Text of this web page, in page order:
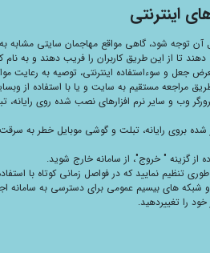
اینترنتی
آن توجه شود، گاهی مواقع مهاجمان سایتی
تا از این طریق کاربران را فریب دهند و به نام
جعل و سوءاستفاده اینترنتی، توصیه به رعایت
طریق مراجعه مستقیم به سایت و یا با استفاده از
وب و سایر نرم افزارهای نصب شده روی
شده بروی رایانه، تبلت و گوشی موبایل خطر به
از گزینه " خروج"، از سامانه خارج شوید.
تنظیم نمایید که در فواصل زمانی کوتاه با
های بیسیم عمومی برای دسترسی به سامانه
را تغییردهید.